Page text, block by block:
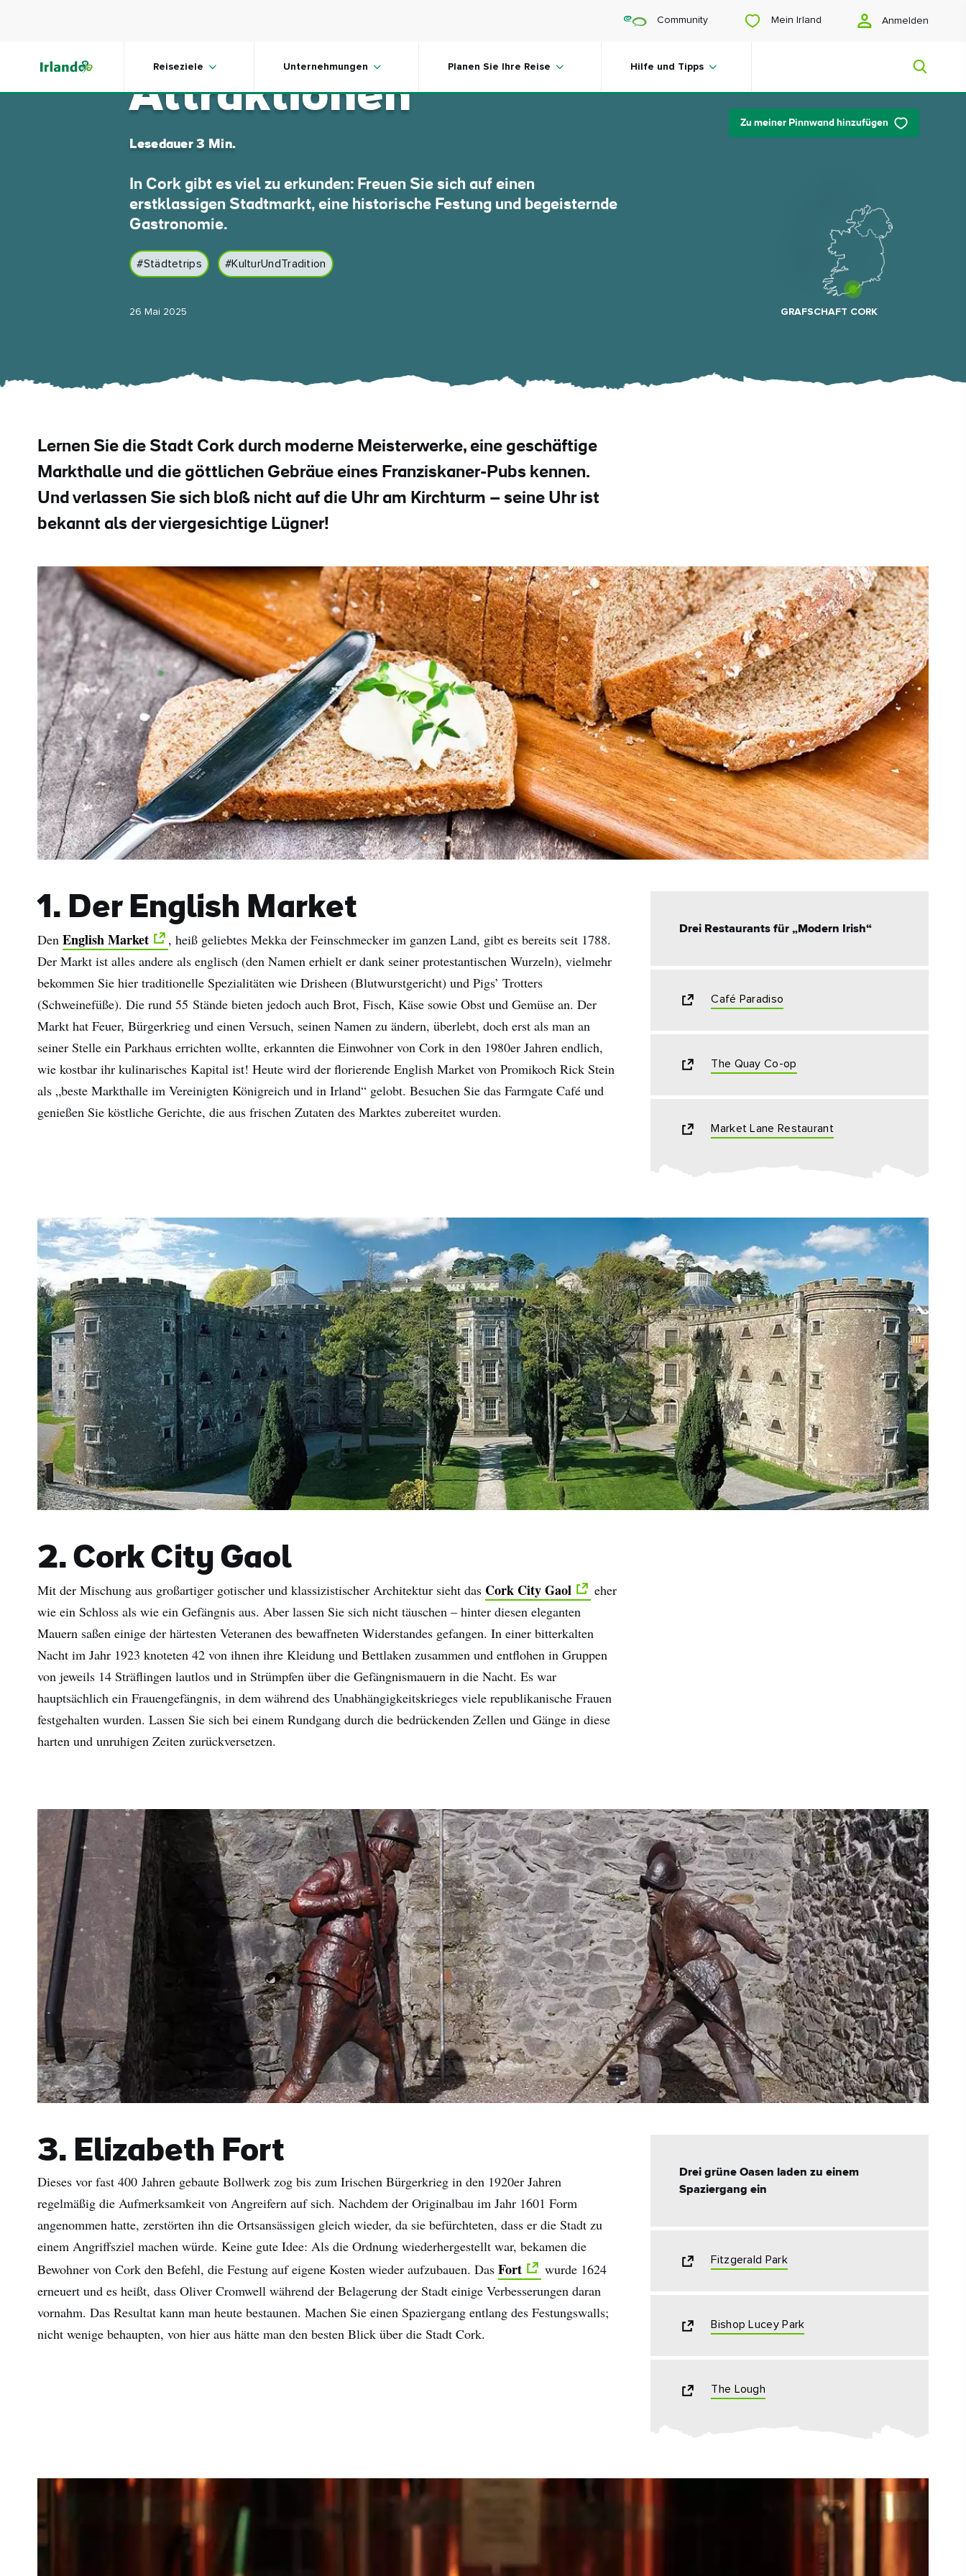
Community Mein Irland Anmelden
Reiseziele Unternehmungen Planen Sie Ihre Reise Hilfe und Tipps
Sie eine Reise? Oder wollen Sie sich
einfach nur glücklich scrollen? Wir
zeigen Ihnen ein Irland, das nur für Sie
#AktivitätenImFreien
Zu meiner Pinnwand hinzufügen
Cork: Die 8 besten
Attraktionen
Lesedauer 3 Min.
In Cork gibt es viel zu erkunden: Freuen Sie sich auf einen
erstklassigen Stadtmarkt, eine historische Festung und begeisternde
Gastronomie.
#Städtetrips #KulturUndTradition
26 Mai 2025 GRAFSCHAFT CORK
Nachname
Mail-
personalisierte E-Mails zu erhalten. Diese basieren auf meiner
Informationen darüber, wie wir Ihre persönlichen Daten verwenden,
finden Sie in unsererDatenschutzrichtlinie.
Anmelden
Lernen Sie die Stadt Cork durch moderne Meisterwerke, eine geschäftige
Markthalle und die göttlichen Gebräue eines Franziskaner-Pubs kennen.
Und verlassen Sie sich bloß nicht auf die Uhr am Kirchturm – seine Uhr ist
bekannt als der viergesichtige Lügner!
1. Der English Market
Den English Market
, heiß geliebtes Mekka der Feinschmecker im ganzen Land, gibt es bereits seit 1788.
Der Markt ist alles andere als englisch (den Namen erhielt er dank seiner protestantischen Wurzeln), vielmehr
bekommen Sie hier traditionelle Spezialitäten wie Drisheen (Blutwurstgericht) und Pigs’ Trotters
(Schweinefüße). Die rund 55 Stände bieten jedoch auch Brot, Fisch, Käse sowie Obst und Gemüse an. Der
Markt hat Feuer, Bürgerkrieg und einen Versuch, seinen Namen zu ändern, überlebt, doch erst als man an
seiner Stelle ein Parkhaus errichten wollte, erkannten die Einwohner von Cork in den 1980er Jahren endlich,
wie kostbar ihr kulinarisches Kapital ist! Heute wird der florierende English Market von Promikoch Rick Stein
als „beste Markthalle im Vereinigten Königreich und in Irland“ gelobt. Besuchen Sie das Farmgate Café und
genießen Sie köstliche Gerichte, die aus frischen Zutaten des Marktes zubereitet wurden.
Drei Restaurants für „Modern Irish“
Café Paradiso
The Quay Co-op
Market Lane Restaurant
2. Cork City Gaol
Mit der Mischung aus großartiger gotischer und klassizistischer Architektur sieht das Cork City Gaol
eher
wie ein Schloss als wie ein Gefängnis aus. Aber lassen Sie sich nicht täuschen – hinter diesen eleganten
Mauern saßen einige der härtesten Veteranen des bewaffneten Widerstandes gefangen. In einer bitterkalten
Nacht im Jahr 1923 knoteten 42 von ihnen ihre Kleidung und Bettlaken zusammen und entflohen in Gruppen
von jeweils 14 Sträflingen lautlos und in Strümpfen über die Gefängnismauern in die Nacht. Es war
hauptsächlich ein Frauengefängnis, in dem während des Unabhängigkeitskrieges viele republikanische Frauen
festgehalten wurden. Lassen Sie sich bei einem Rundgang durch die bedrückenden Zellen und Gänge in diese
harten und unruhigen Zeiten zurückversetzen.
3. Elizabeth Fort
Dieses vor fast 400 Jahren gebaute Bollwerk zog bis zum Irischen Bürgerkrieg in den 1920er Jahren
regelmäßig die Aufmerksamkeit von Angreifern auf sich. Nachdem der Originalbau im Jahr 1601 Form
angenommen hatte, zerstörten ihn die Ortsansässigen gleich wieder, da sie befürchteten, dass er die Stadt zu
einem Angriffsziel machen würde. Keine gute Idee: Als die Ordnung wiederhergestellt war, bekamen die
Bewohner von Cork den Befehl, die Festung auf eigene Kosten wieder aufzubauen. Das Fort
wurde 1624
erneuert und es heißt, dass Oliver Cromwell während der Belagerung der Stadt einige Verbesserungen daran
vornahm. Das Resultat kann man heute bestaunen. Machen Sie einen Spaziergang entlang des Festungswalls;
nicht wenige behaupten, von hier aus hätte man den besten Blick über die Stadt Cork.
Drei grüne Oasen laden zu einem
Spaziergang ein
Fitzgerald Park
Bishop Lucey Park
The Lough